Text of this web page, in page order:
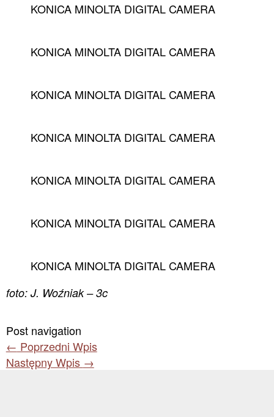
KONICA MINOLTA DIGITAL CAMERA
KONICA MINOLTA DIGITAL CAMERA
KONICA MINOLTA DIGITAL CAMERA
KONICA MINOLTA DIGITAL CAMERA
KONICA MINOLTA DIGITAL CAMERA
KONICA MINOLTA DIGITAL CAMERA
KONICA MINOLTA DIGITAL CAMERA
foto: J. Woźniak – 3c
Post navigation
← Poprzedni Wpis
Następny Wpis →